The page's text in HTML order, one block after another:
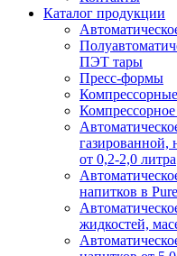
Каталог продукции
ПЭТ тары
Пресс-формы
газированной,
от 0,2-2,0 литра
напитков в
жидкостей,